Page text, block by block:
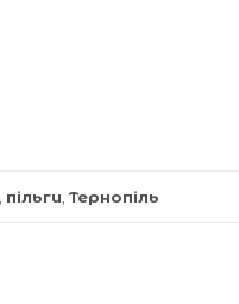
пільги Тернопіль